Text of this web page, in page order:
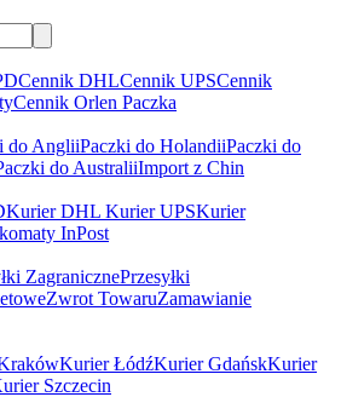
Cennik DHLCennik UPSCennik
Cennik Orlen Paczka
do AngliiPaczki do HolandiiPaczki do
do AustraliiImport z Chin
Kurier DHL Kurier UPSKurier
InPost
ZagranicznePrzesyłki
Zwrot TowaruZamawianie
Kurier ŁódźKurier GdańskKurier
Szczecin